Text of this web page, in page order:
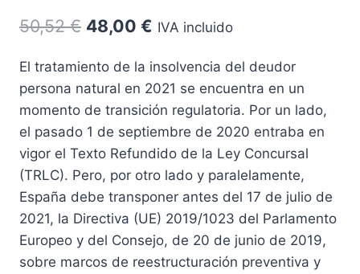
50,52€ El
original
era:
50,52 €.
48,00 € El
actual
es:
48,00 €.
IVA incluido
El tratamiento de la insolvencia del deudor
persona natural en 2021 se encuentra en un
momento de transición regulatoria. Por un lado,
el pasado 1 de septiembre de 2020 entraba en
vigor el Texto Refundido de la Ley Concursal
(TRLC). Pero, por otro lado y paralelamente,
España debe transponer antes del 17 de julio de
2021, la Directiva (UE) 2019/1023 del Parlamento
Europeo y del Consejo, de 20 de junio de 2019,
sobre marcos de reestructuración preventiva y